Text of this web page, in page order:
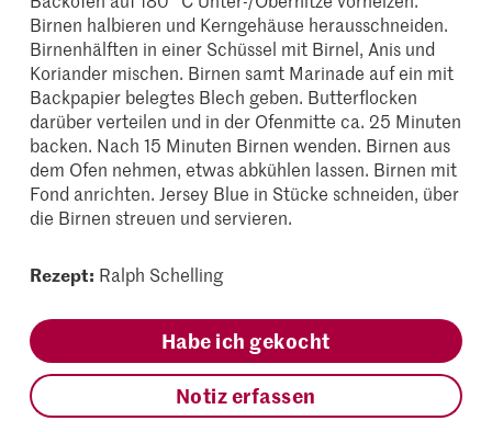
Birnen halbieren und Kerngehäuse herausschneiden.
Birnenhälften in einer Schüssel mit Birnel, Anis und
Koriander mischen. Birnen samt Marinade auf ein mit
Backpapier belegtes Blech geben. Butterflocken
darüber verteilen und in der Ofenmitte ca. 25 Minuten
backen. Nach 15 Minuten Birnen wenden. Birnen aus
dem Ofen nehmen, etwas abkühlen lassen. Birnen mit
Fond anrichten. Jersey Blue in Stücke schneiden, über
die Birnen streuen und servieren.
Rezept: Ralph Schelling
Habe ich gekocht
Notiz erfassen